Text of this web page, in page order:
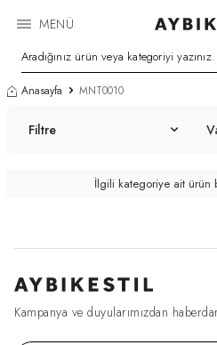
MENÜ
Anasayfa MNT0010
Filtre
İlgili kategoriye ait ürün
Kampanya ve duyularımızdan